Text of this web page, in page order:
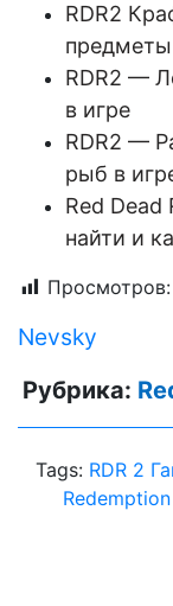
RDR2
предметы
RDR2 —
в игре
RDR2 —
рыб в
Red
найти и
Просмотров:
Nevsky
Рубрика:
Tags: RDR 2